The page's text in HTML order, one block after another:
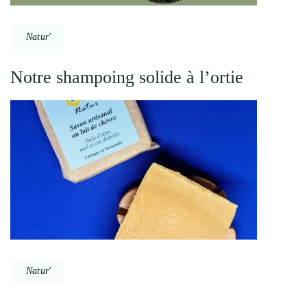
Natur'
Notre shampoing solide à l’ortie
Natur'